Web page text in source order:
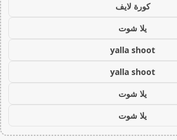
كورة لايف
يلا شوت
yalla shoot
yalla shoot
يلا شوت
يلا شوت